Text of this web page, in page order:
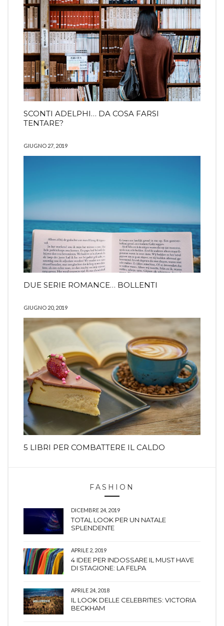
SCONTI ADELPHI… DA COSA FARSI
TENTARE?
GIUGNO 27, 2019
DUE SERIE ROMANCE… BOLLENTI
GIUGNO 20, 2019
5 LIBRI PER COMBATTERE IL CALDO
FASHION
DICEMBRE 24, 2019
TOTAL LOOK PER UN NATALE
SPLENDENTE
APRILE 2, 2019
4 IDEE PER INDOSSARE IL MUST HAVE
DI STAGIONE: LA FELPA
APRILE 24, 2018
IL LOOK DELLE CELEBRITIES: VICTORIA
BECKHAM